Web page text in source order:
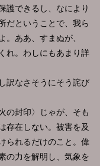
護できるし、なにより
だということで、我ら
。ああ、すまぬが、
れ。わしにもあまり詳
訳なさそうにそう詫び
の封印〉じゃが、そも
存在しない。被害を及
られるだけのこと。偉
の力を解明し、気象を